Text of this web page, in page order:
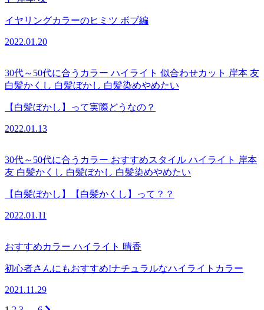
イヤリングカラーのヒミツ ボブ編
2022.01.20
30代～50代に合うカラー ハイライト 似合わせカット 岸本 友
白髪かくし 白髪ぼかし 白髪染めやめたい
【白髪ぼかし】って実際どうなの？
2022.01.13
30代～50代に合うカラー おすすめスタイル ハイライト 岸本
友 白髪かくし 白髪ぼかし 白髪染めやめたい
【白髪ぼかし】【白髪かくし】って？？
2022.01.11
おすすめカラー ハイライト 晴香
初心者さんにもおすすめ!ナチュラルなハイライトカラー
2021.11.29